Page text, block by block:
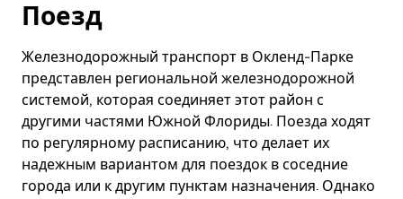
Поезд
Железнодорожный транспорт в Окленд-Парке
представлен региональной железнодорожной
системой, которая соединяет этот район с
другими частями Южной Флориды. Поезда ходят
по регулярному расписанию, что делает их
надежным вариантом для поездок в соседние
города или к другим пунктам назначения. Однако